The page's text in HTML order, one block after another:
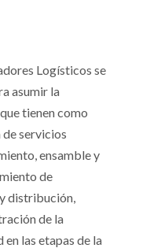
Logísticos se
asumir la
tienen como
servicios
ensamble y
de
distribución,
de la
las etapas de la